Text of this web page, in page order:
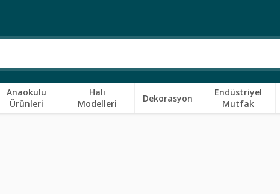
Anaokulu
Ürünleri
Halı
Modelleri
Dekorasyon
Endüstriyel
Mutfak